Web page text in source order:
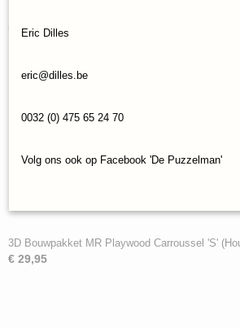
Ook interessant
3D Bouwpakket MR Playwood Carroussel 'S'
€ 29,95
Eric Dilles
eric@dilles.be
0032 (0) 475 65 24 70
Volg ons ook op Facebook 'De Puzzelman'